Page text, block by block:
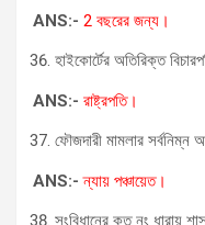
ANS:- 2 বছরের জন্য।
হাইকোর্টের অতিরিক্ত
ANS:- রাষ্ট্রপতি।
ফৌজদারী মামলার সর্বনিম্ন
ANS:- ন্যায় পঞ্চায়েত।
সংবিধানের কত নং ধারায়